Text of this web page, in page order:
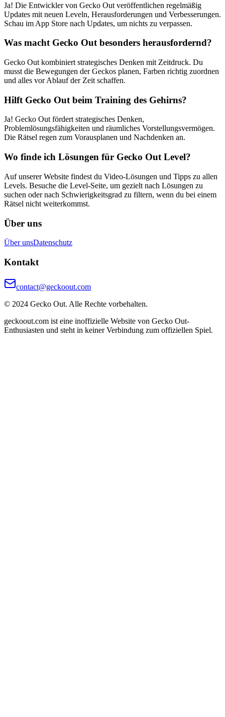
Ja! Die Entwickler von Gecko Out veröffentlichen regelmäßig
Updates mit neuen Leveln, Herausforderungen und Verbesserungen.
Schau im App Store nach Updates, um nichts zu verpassen.
Was macht Gecko Out besonders herausfordernd?
Gecko Out kombiniert strategisches Denken mit Zeitdruck. Du
musst die Bewegungen der Geckos planen, Farben richtig zuordnen
und alles vor Ablauf der Zeit schaffen.
Hilft Gecko Out beim Training des Gehirns?
Ja! Gecko Out fördert strategisches Denken,
Problemlösungsfähigkeiten und räumliches Vorstellungsvermögen.
Die Rätsel regen zum Vorausplanen und Nachdenken an.
Wo finde ich Lösungen für Gecko Out Level?
Auf unserer Website findest du Video-Lösungen und Tipps zu allen
Levels. Besuche die Level-Seite, um gezielt nach Lösungen zu
suchen oder nach Schwierigkeitsgrad zu filtern, wenn du bei einem
Rätsel nicht weiterkommst.
Über uns
Über unsDatenschutz
Kontakt
contact@geckoout.com
© 2024 Gecko Out. Alle Rechte vorbehalten.
geckoout.com ist eine inoffizielle Website von Gecko Out-
Enthusiasten und steht in keiner Verbindung zum offiziellen Spiel.